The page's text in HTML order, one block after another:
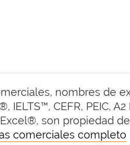
nombres de
CEFR, PEIC, A2
son propiedad
comerciales completo